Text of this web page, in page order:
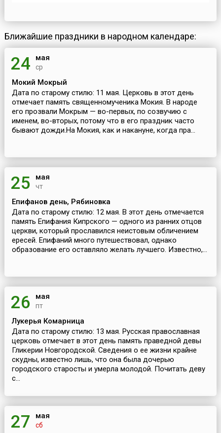
Ближайшие праздники в народном календаре:
24 мая
ср
Мокий Мокрый
Дата по старому стилю: 11 мая. Церковь в этот день
отмечает память священномученика Мокия. В народе
его прозвали Мокрым — во-первых, по созвучию с
именем, во-вторых, потому что в его праздник часто
бывают дожди.На Мокия, как и накануне, когда пра...
25 мая
чт
Епифанов день, Рябиновка
Дата по старому стилю: 12 мая. В этот день отмечается
память Епифания Кипрского — одного из ранних отцов
церкви, который прославился неистовым обличением
ересей. Епифаний много путешествовал, однако
образование его оставляло желать лучшего. Известно,...
26 мая
пт
Лукерья Комарница
Дата по старому стилю: 13 мая. Русская православная
церковь отмечает в этот день память праведной девы
Гликерии Новгородской. Сведения о ее жизни крайне
скудны, известно лишь, что она была дочерью
городского старосты и умерла молодой. Почитать деву
с...
27 мая
сб